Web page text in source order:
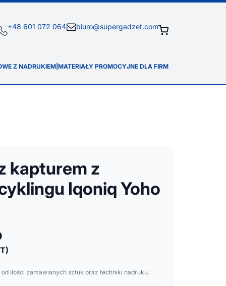
+48 601 072 064 biuro@supergadzet.com
Z NADRUKIEM MATERIAŁY PROMOCYJNE DLA FIRM
kapturem z
Iqoniq Yoho
ilości zamawianych sztuk oraz techniki nadruku.